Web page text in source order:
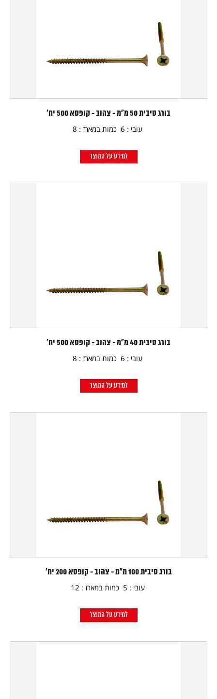
בורג סיבית 50 מ"מ - צהוב - קופסא 500 יח'
עובי : 6 כמות במארז : 8
למידע על המוצר
בורג סיבית 40 מ"מ - צהוב - קופסא 500 יח'
עובי : 6 כמות במארז : 8
למידע על המוצר
בורג סיבית 100 מ"מ - צהוב - קופסא 200 יח'
עובי : 5 כמות במארז : 12
למידע על המוצר